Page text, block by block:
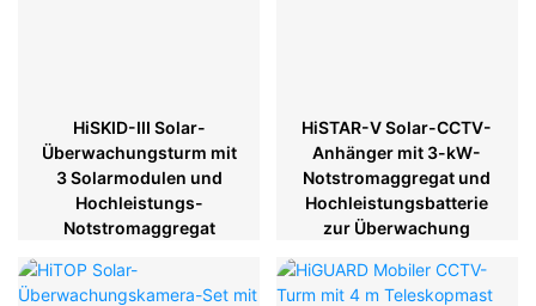
HiSKID-III Solar-
Überwachungsturm mit
3 Solarmodulen und
Hochleistungs-
Notstromaggregat
HiSTAR-V Solar-CCTV-
Anhänger mit 3-kW-
Notstromaggregat und
Hochleistungsbatterie
zur Überwachung